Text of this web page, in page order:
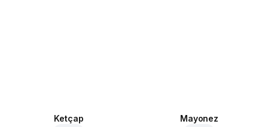
Ketçap Mayonez